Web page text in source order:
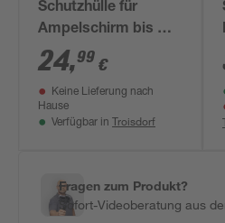
Schutzhülle für
Ampelschirm bis Ø
300 cm
24,99 €
Keine Lieferung nach
Hause
Verfügbar in Troisdorf
Fragen zum Produkt?
Sofort-Videoberatung aus